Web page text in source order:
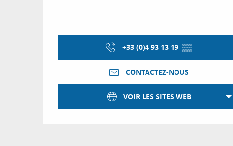
+33 (0)4 93 13 19 ▒▒
CONTACTEZ-NOUS
VOIR LES SITES WEB